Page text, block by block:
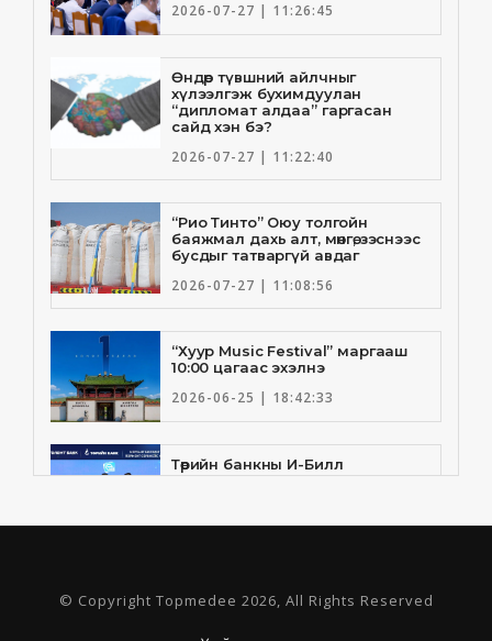
2026-07-27 | 11:26:45
Өндөр түвшний айлчныг
хүлээлгэж бухимдуулан
“дипломат алдаа” гаргасан
сайд хэн бэ?
2026-07-27 | 11:22:40
“Рио Тинто” Оюу толгойн
баяжмал дахь алт, мөнгө, зэснээс
бусдыг татваргүй авдаг
2026-07-27 | 11:08:56
“Хуур Music Festival” маргааш
10:00 цагаас эхэлнэ
2026-06-25 | 18:42:33
Төрийн банкны И-Билл
үйлчилгээнд Голомт банк
2026-06-25 | 9:33:55
Төрийн банк, Санхүү Эдийн
Засгийн Их Сургууль хамтын
© Copyright Topmedee 2026, All Rights Reserved